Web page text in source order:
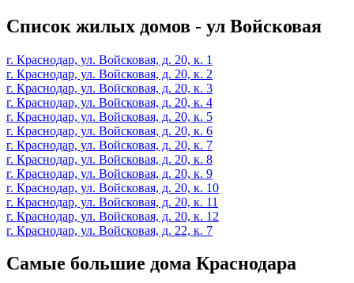
Список жилых домов - ул Войсковая
г. Краснодар, ул. Войсковая, д. 20, к. 1
г. Краснодар, ул. Войсковая, д. 20, к. 2
г. Краснодар, ул. Войсковая, д. 20, к. 3
г. Краснодар, ул. Войсковая, д. 20, к. 4
г. Краснодар, ул. Войсковая, д. 20, к. 5
г. Краснодар, ул. Войсковая, д. 20, к. 6
г. Краснодар, ул. Войсковая, д. 20, к. 7
г. Краснодар, ул. Войсковая, д. 20, к. 8
г. Краснодар, ул. Войсковая, д. 20, к. 9
г. Краснодар, ул. Войсковая, д. 20, к. 10
г. Краснодар, ул. Войсковая, д. 20, к. 11
г. Краснодар, ул. Войсковая, д. 20, к. 12
г. Краснодар, ул. Войсковая, д. 22, к. 7
Самые большие дома Краснодара